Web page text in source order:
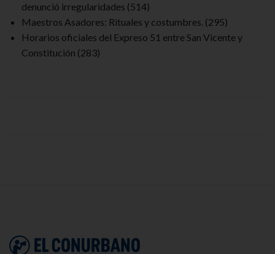
denunció irregularidades (514)
Maestros Asadores: Rituales y costumbres. (295)
Horarios oficiales del Expreso 51 entre San Vicente y
Constitución (283)